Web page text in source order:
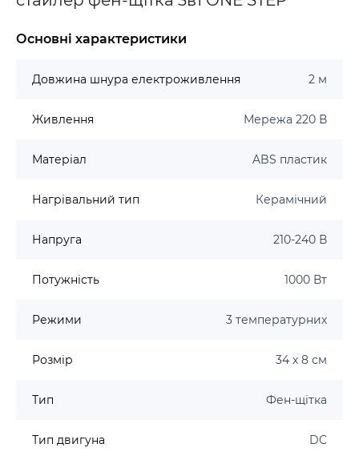
Основні характеристики
Довжина шнура електроживлення 2 м
Живлення Мережа 220 В
Матеріал ABS пластик
Нагрівальний тип Керамічний
Напруга 210-240 В
Потужність 1000 Вт
Режими 3 температурних
Розмір 34 х 8 см
Тип Фен-щітка
Тип двигуна DC